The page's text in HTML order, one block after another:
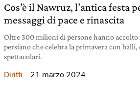
Cos’è il Nawruz, l’antica festa
messaggi di pace e rinascita
Oltre 300 milioni di persone hanno
persiano che celebra la primavera con
spettacolari.
Diritti 21 marzo 2024